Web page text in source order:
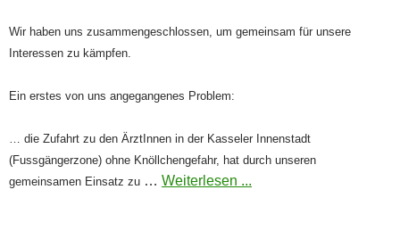
Wir haben uns zusammengeschlossen, um gemeinsam für unsere
Interessen zu kämpfen.
Ein erstes von uns angegangenes Problem:
… die Zufahrt zu den ÄrztInnen in der Kasseler Innenstadt
(Fussgängerzone) ohne Knöllchengefahr, hat durch unseren
gemeinsamen Einsatz zu … Weiterlesen ...